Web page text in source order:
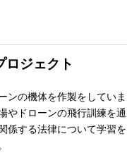
ジェクト
ンの機体を作製をしていま
やドローンの飛行訓練を通
係する法律について学習を